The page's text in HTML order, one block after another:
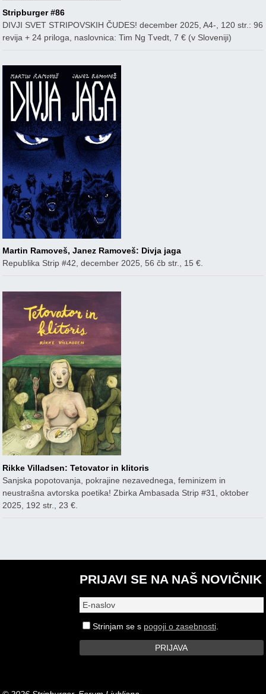
Stripburger #86
DIVJI SVET STRIPOVSKIH ČUDES! december 2025, A4-, 120 str.: 96
revija + 24 priloga, naslovnica: Tim Ng Tvedt, 7 € (v Sloveniji)
Martin Ramoveš, Janez Ramoveš: Divja jaga
Republika Strip #42, december 2025, 56 čb str., 15 €.
Rikke Villadsen: Tetovator in klitoris
Sanjska popotovanja, pokrajine nezavednega, feminizem in
neustrašna avtorska poetika! Zbirka Ambasada Strip #31, oktober
2025, 192 str., 23 €.
PRIJAVI SE NA NAŠ NOVIČNIK
Strinjam se s pogoji o zasebnosti.